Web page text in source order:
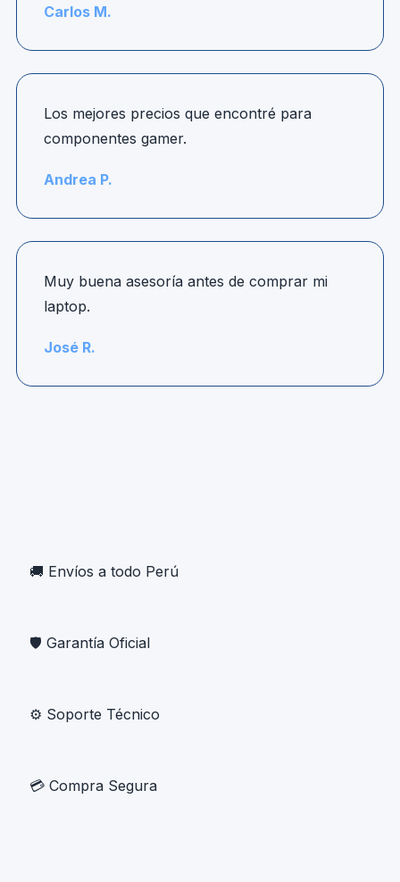
Carlos M.
Los mejores precios que encontré para
componentes gamer.
Andrea P.
Muy buena asesoría antes de comprar mi
laptop.
José R.
🚚 Envíos a todo Perú
🛡 Garantía Oficial
⚙ Soporte Técnico
💳 Compra Segura